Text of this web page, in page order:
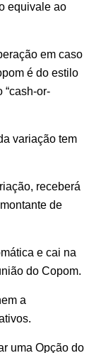
equivale ao
em caso
é do estilo
“cash-or-
variação tem
receberá
de
e cai na
do Copom.
a
uma Opção do